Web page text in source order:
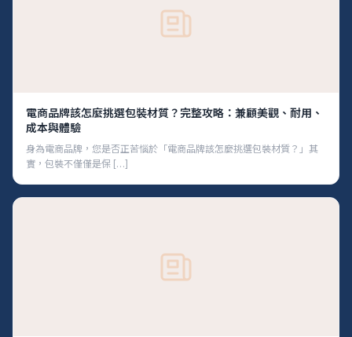
電商品牌該怎麼挑選包裝材質？完整攻略：兼顧美觀、耐用、
成本與體驗
身為電商品牌，您是否正苦惱於「電商品牌該怎麼挑選包裝材質？」其
實，包裝不僅僅是保 […]